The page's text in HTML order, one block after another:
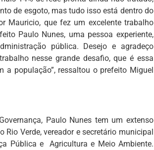
de esgoto, mas tudo isso está dentro do
Mauricio, que fez um excelente trabalho
Paulo Nunes, uma pessoa experiente,
pública. Desejo e agradeço
nesse grande desafio, que é essa
a população”, ressaltou o prefeito Miguel
Paulo Nunes tem um extenso
Verde, vereador e secretário municipal
Pública e Agricultura e Meio Ambiente.